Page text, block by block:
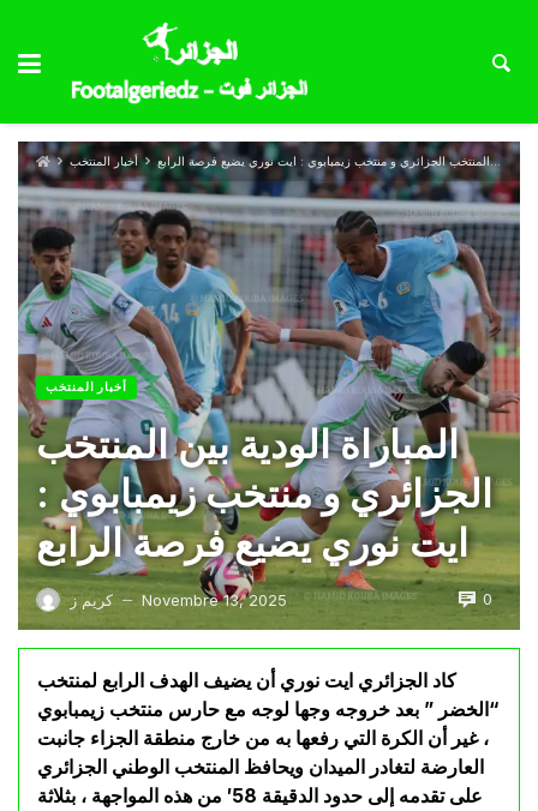
أخبار المنتخب المباراة الودية بين المنتخب الجزائري و منتخب زيمبابوي : ايت نوري يضيع فرصة الرابع
أخبار المنتخب
المباراة الودية بين المنتخب
الجزائري و منتخب زيمبابوي :
ايت نوري يضيع فرصة الرابع
كريم ز — Novembre 13, 2025 0
كاد الجزائري ايت نوري أن يضيف الهدف الرابع لمنتخب
“الخضر ” بعد خروجه وجها لوجه مع حارس منتخب زيمبابوي
، غير أن الكرة التي رفعها به من خارج منطقة الجزاء جانبت
العارضة لتغادر الميدان ويحافظ المنتخب الوطني الجزائري
على تقدمه إلى حدود الدقيقة 58′ من هذه المواجهة ، بثلاثة